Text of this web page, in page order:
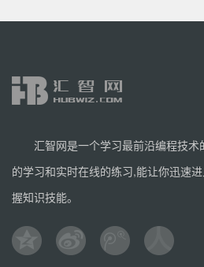
汇智网是一个学习最前沿编程技术
的学习和实时在线的练习,能让你迅速
握知识技能。